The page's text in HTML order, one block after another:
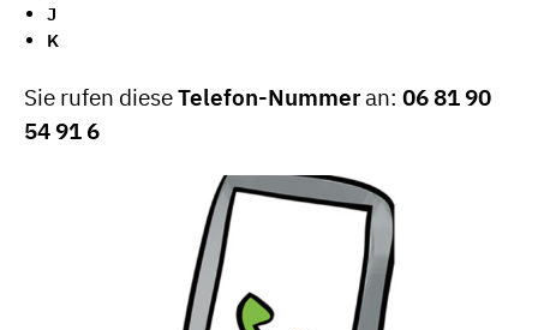
J
K
Sie rufen dieseTelefon-Nummeran: 06 81 90
54 91 6